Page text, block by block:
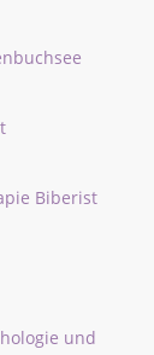
Biberist
und